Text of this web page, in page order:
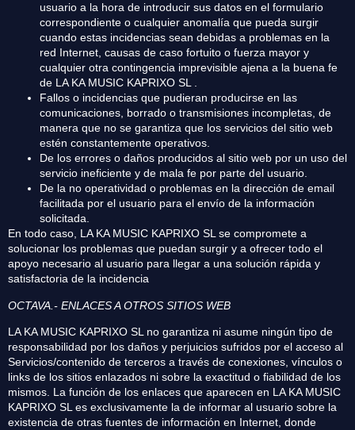
usuario a la hora de introducir sus datos en el formulario
correspondiente o cualquier anomalía que pueda surgir
cuando estas incidencias sean debidas a problemas en la
red Internet, causas de caso fortuito o fuerza mayor y
cualquier otra contingencia imprevisible ajena a la buena fe
de LA KA MUSIC KAPRIXO SL .
Fallos o incidencias que pudieran producirse en las
comunicaciones, borrado o transmisiones incompletas, de
manera que no se garantiza que los servicios del sitio web
estén constantemente operativos.
De los errores o daños producidos al sitio web por un uso del
servicio ineficiente y de mala fe por parte del usuario.
De la no operatividad o problemas en la dirección de email
facilitada por el usuario para el envío de la información
solicitada.
En todo caso, LA KA MUSIC KAPRIXO SL se compromete a
solucionar los problemas que puedan surgir y a ofrecer todo el
apoyo necesario al usuario para llegar a una solución rápida y
satisfactoria de la incidencia
OCTAVA.- ENLACES A OTROS SITIOS WEB
LA KA MUSIC KAPRIXO SL no garantiza ni asume ningún tipo de
responsabilidad por los daños y perjuicios sufridos por el acceso al
Servicios/contenido de terceros a través de conexiones, vínculos o
links de los sitios enlazados ni sobre la exactitud o fiabilidad de los
mismos. La función de los enlaces que aparecen en LA KA MUSIC
KAPRIXO SL es exclusivamente la de informar al usuario sobre la
existencia de otras fuentes de información en Internet, donde